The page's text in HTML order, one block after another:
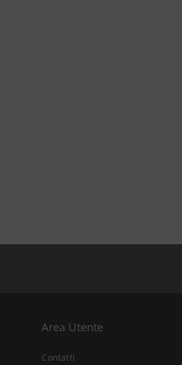
Area Utente
Contatti